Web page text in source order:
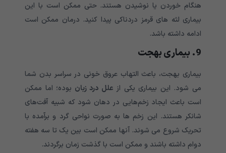
هنگام خوردن یا نوشیدن هستند. حتی ممکن است با این
بیماری لثه های قرمز دردناکی پیدا کنید. درمان ممکن است
ادامه داشته باشد.
9. بیماری بهجت
بیماری بهجت، باعث التهاب عروق خونی در سراسر بدن شما
می شود. این بیماری یکی از علل درد زبان بوده؛ اما ممکن
است باعث ایجاد زخم‌هایی در دهان شود که شبیه آفت‌های
شانکر هستند. این زخم ها به صورت نواحی گرد و برآمده با
تحریک شروع می شوند. آنها ممکن است بین یک تا سه هفته
دوام داشته باشند و ممکن است با گذشت زمان برگردند.